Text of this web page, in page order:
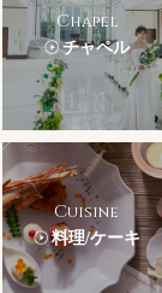
Chapel
チャペル
Cuisine
料理/ケーキ